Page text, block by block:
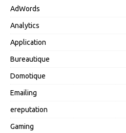
AdWords
Analytics
Application
Bureautique
Domotique
Emailing
ereputation
Gaming